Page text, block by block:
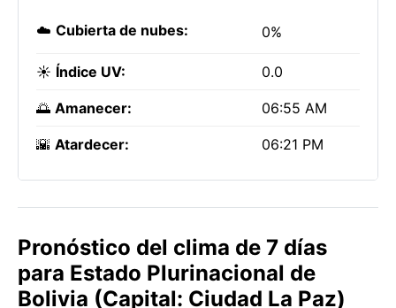
☁️ Cubierta de nubes: 0%
☀️ Índice UV: 0.0
🌅 Amanecer: 06:55 AM
🌇 Atardecer: 06:21 PM
Pronóstico del clima de 7 días
para Estado Plurinacional de
Bolivia (Capital: Ciudad La Paz)